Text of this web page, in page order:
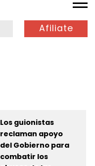
Afiliate
Los guionistas
reclaman apoyo
del Gobierno para
combatir los